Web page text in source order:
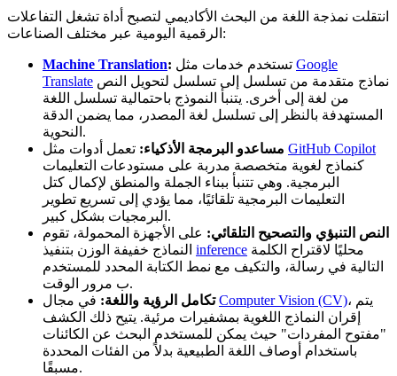
انتقلت نمذجة اللغة من البحث الأكاديمي لتصبح أداة تشغل التفاعلات
الرقمية اليومية عبر مختلف الصناعات:
Machine Translation:
Google
Translate
من لغة إلى أخرى. يتنبأ النموذج باحتمالية تسلسل اللغة
المستهدفة بالنظر إلى تسلسل لغة المصدر، مما يضمن الدقة
النحوية.
مساعدو البرمجة الأذكياء: GitHub Copilot
كنماذج لغوية متخصصة مدربة على مستودعات التعليمات
البرمجية. وهي تتنبأ ببناء الجملة والمنطق لإكمال كتل
التعليمات البرمجية تلقائيًا، مما يؤدي إلى تسريع تطوير
البرمجيات بشكل كبير.
النص التنبؤي والتصحيح التلقائي: على الأجهزة المحمولة، تقوم
inference
التالية في رسالة، والتكيف مع نمط الكتابة المحدد للمستخدم
ب مرور الوقت.
تكامل الرؤية واللغة:في مجالComputer Vision (CV)، يتم
إقران النماذج اللغوية بمشفيرات مرئية. يتيح ذلك الكشف
"مفتوح المفردات" حيث يمكن للمستخدم البحث عن الكائنات
باستخدام أوصاف اللغة الطبيعية بدلاً من الفئات المحددة
مسبقًا.